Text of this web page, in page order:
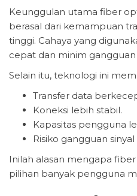
Keunggulan utama fiber
berasal dari kemampuan
tinggi. Cahaya yang
cepat dan minim
Selain itu, teknologi ini
Transfer data
Koneksi lebih stabil.
Kapasitas pengguna
Risiko gangguan
Inilah alasan mengapa
pilihan banyak pengguna